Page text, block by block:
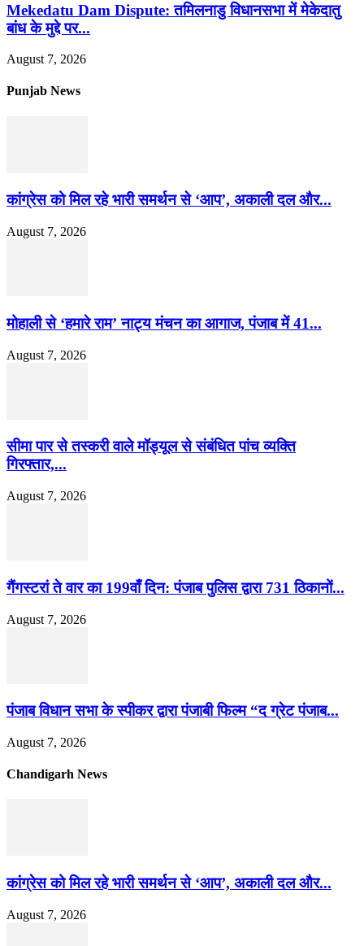
Mekedatu Dam Dispute: तमिलनाडु विधानसभा में मेकेदातु
बांध के मुद्दे पर...
August 7, 2026
Punjab News
कांग्रेस को मिल रहे भारी समर्थन से ‘आप’, अकाली दल और...
August 7, 2026
मोहाली से ‘हमारे राम’ नाट्य मंचन का आगाज, पंजाब में 41...
August 7, 2026
सीमा पार से तस्करी वाले मॉड्यूल से संबंधित पांच व्यक्ति
गिरफ्तार,...
August 7, 2026
गैंगस्टरां ते वार का 199वाँ दिन: पंजाब पुलिस द्वारा 731 ठिकानों...
August 7, 2026
पंजाब विधान सभा के स्पीकर द्वारा पंजाबी फिल्म “द ग्रेट पंजाब...
August 7, 2026
Chandigarh News
कांग्रेस को मिल रहे भारी समर्थन से ‘आप’, अकाली दल और...
August 7, 2026